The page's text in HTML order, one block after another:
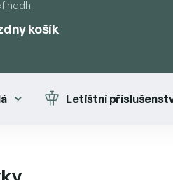
košík
Letištní